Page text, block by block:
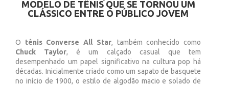
MODELO DE TÊNIS QUE SE TORNOU UM
CLÁSSICO ENTRE O PÚBLICO JOVEM
O tênis Converse All Star, também conhecido como
Chuck Taylor, é um calçado casual que tem
desempenhado um papel significativo na cultura pop há
décadas. Inicialmente criado como um sapato de basquete
no início de 1900, o estilo de algodão macio e solado de